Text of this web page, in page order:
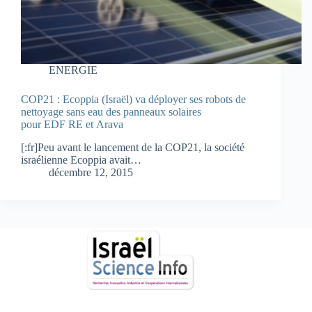
ENERGIE
COP21 : Ecoppia (Israël) va déployer ses robots de
nettoyage sans eau des panneaux solaires
pour EDF RE et Arava
[:fr]Peu avant le lancement de la COP21, la société
israélienne Ecoppia avait…
décembre 12, 2015